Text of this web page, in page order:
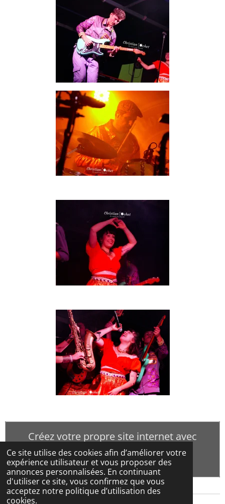
Ce site utilise des cookies afin d’améliorer votre
expérience utilisateur et vous proposer des
annonces personnalisées. En continuant
d'utiliser ce site, vous confirmez que vous
acceptez notre politique d’utilisation des
cookies.
Créez votre propre site internet avec
Webador